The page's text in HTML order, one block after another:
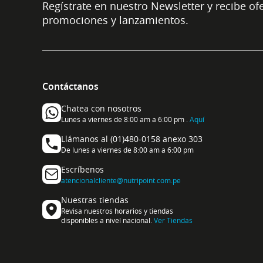
Regístrate en nuestro Newsletter y recibe
promociones y lanzamientos.
Contáctanos
Chatea con nosotros
Lunes a viernes de 8:00 am a 6:00 pm . Aquí
Llámanos al (01)480-0158 anexo 303
De lunes a viernes de 8:00 am a 6:00 pm
Escríbenos
atencionalcliente@nutripoint.com.pe
Nuestras tiendas
Revisa nuestros horarios y tiendas
disponibles a nivel nacional. Ver Tiendas